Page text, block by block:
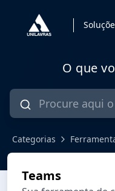
O que
Categorias
Teams